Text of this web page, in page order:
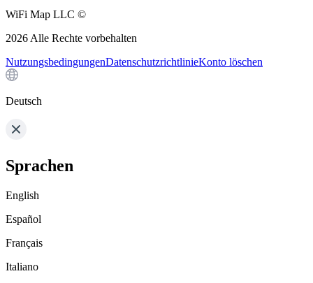
WiFi Map LLC ©
2026 Alle Rechte vorbehalten
NutzungsbedingungenDatenschutzrichtlinieKonto löschen
Deutsch
Sprachen
English
Español
Français
Italiano